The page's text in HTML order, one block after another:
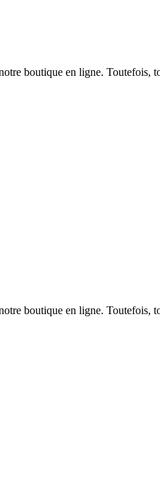
boutique en ligne. Toutefois,
boutique en ligne. Toutefois,